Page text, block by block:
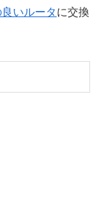
いルータに交換